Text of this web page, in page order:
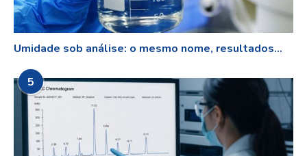
Umidade sob análise: o mesmo nome, resultados...
5